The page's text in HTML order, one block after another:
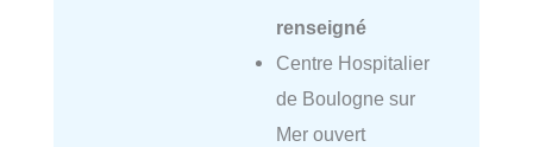
renseigné
Centre Hospitalier
de Boulogne sur
Mer ouvert